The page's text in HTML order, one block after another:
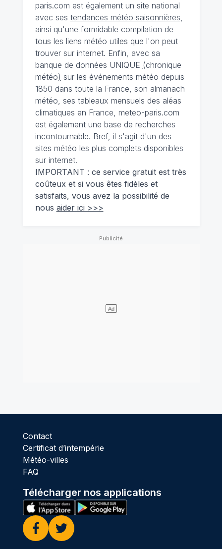
paris.com est également un site national
avec ses tendances météo saisonnières,
ainsi qu'une formidable compilation de
tous les liens météo utiles que l'on peut
trouver sur internet. Enfin, avec sa
banque de données UNIQUE (chronique
météo) sur les événements météo depuis
1850 dans toute la France, son almanach
météo, ses tableaux mensuels des aléas
climatiques en France, meteo-paris.com
est également une base de recherches
incontournable. Bref, il s'agit d'un des
sites météo les plus complets disponibles
sur internet.
IMPORTANT : ce service gratuit est très
coûteux et si vous êtes fidèles et
satisfaits, vous avez la possibilité de
nous aider ici >>>
Contact
Certificat d’intempérie
Météo-villes
FAQ
Télécharger nos applications
Facebook
Twitter